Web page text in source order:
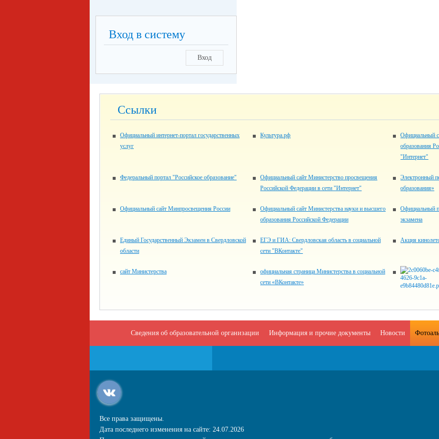
Вход в систему
Вход
Ссылки
Официальный интернет-портал государственных
услуг
Культура.рф
Официальный
образования
"Интернет"
Федеральный портал "Российское образование"
Официальный сайт Министерство просвещения
Российской Федерации в сети "Интернет"
Электронный
образования»
Официальный сайт Минпросвещения России
Официальный сайт Министерства науки и высшего
образования Российской Федерации
Официальный
экзамена
Единый Государственный Экзамен в Свердловской
области
ЕГЭ и ГИА: Свердловская область в социальной
сети "ВКонтакте"
Акция
сайт Министерства
официальная страница Министерства в социальной
сети «ВКонтакте»
Сведения об образовательной организации Информация и прочие документы Новости
Все права защищены.
Дата последнего изменения на сайте: 24.07.2026